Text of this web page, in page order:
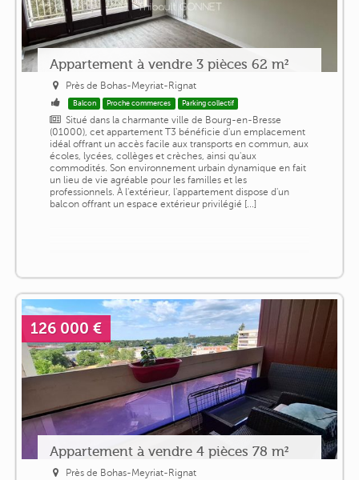
Appartement à vendre 3 pièces 62 m²
Près de Bohas-Meyriat-Rignat
Balcon Proche commerces Parking collectif
Situé dans la charmante ville de Bourg-en-Bresse
(01000), cet appartement T3 bénéficie d'un emplacement
idéal offrant un accès facile aux transports en commun, aux
écoles, lycées, collèges et crèches, ainsi qu'aux
commodités. Son environnement urbain dynamique en fait
un lieu de vie agréable pour les familles et les
professionnels. À l'extérieur, l'appartement dispose d'un
balcon offrant un espace extérieur privilégié [...]
126 000 €
Appartement à vendre 4 pièces 78 m²
Près de Bohas-Meyriat-Rignat